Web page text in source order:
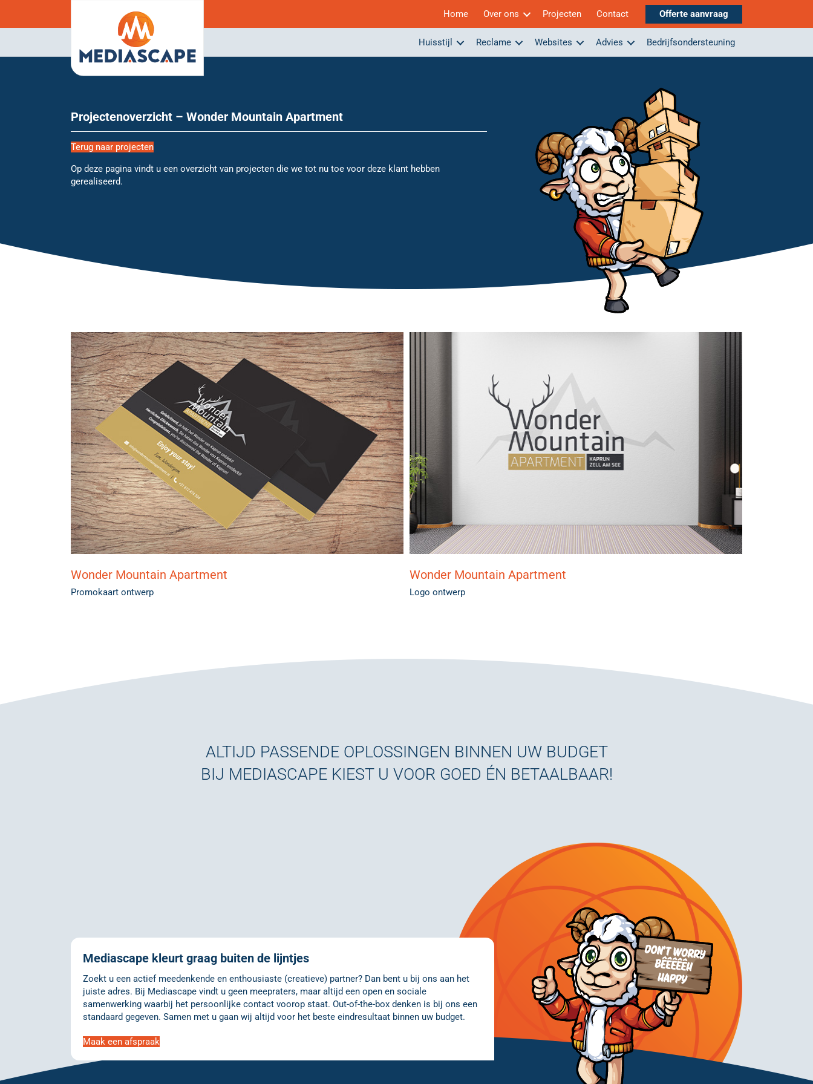
Home Over ons Projecten Contact Offerte aanvraag
Huisstijl Reclame Websites Advies Bedrijfsondersteuning
Projectenoverzicht – Wonder Mountain Apartment
Terug naar projecten
Op deze pagina vindt u een overzicht van projecten die we tot nu toe voor deze klant hebben
gerealiseerd.
Wonder Mountain Apartment
Promokaart ontwerp
Wonder Mountain Apartment
Logo ontwerp
ALTIJD PASSENDE OPLOSSINGEN BINNEN UW BUDGET
BIJ MEDIASCAPE KIEST U VOOR GOED ÉN BETAALBAAR!
Mediascape kleurt graag buiten de lijntjes
Zoekt u een actief meedenkende en enthousiaste (creatieve) partner? Dan bent u bij ons aan het
juiste adres. Bij Mediascape vindt u geen meepraters, maar altijd een open en sociale
samenwerking waarbij het persoonlijke contact voorop staat. Out-of-the-box denken is bij ons een
standaard gegeven. Samen met u gaan wij altijd voor het beste eindresultaat binnen uw budget.
Maak een afspraak